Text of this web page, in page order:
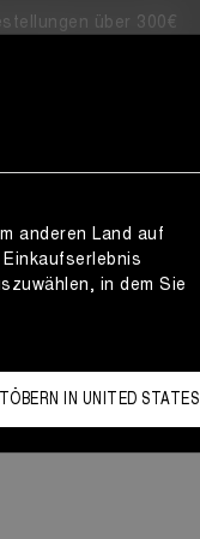
über 300€
anderen Land auf
in dem Sie
IN UNITED STATES